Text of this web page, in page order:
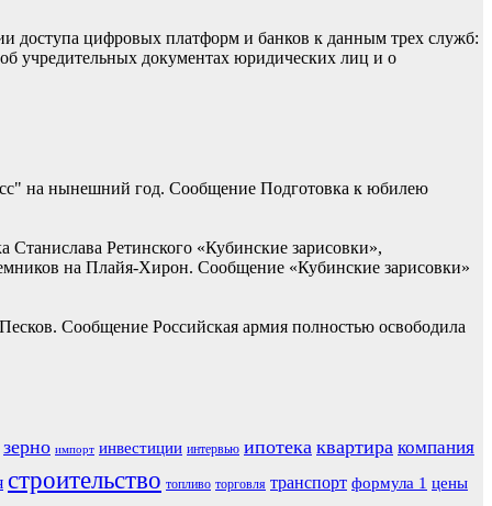
доступа цифровых платформ и банков к данным трех служб:
учредительных документах юридических лиц и о
на нынешний год. Сообщение Подготовка к юбилею
Ретинского «Кубинские зарисовки»,
на Плайя-Хирон. Сообщение «Кубинские зарисовки»
Сообщение Российская армия полностью освободила
зерно импорт инвестиции интервью ипотека квартира компания
строительство топливо торговля транспорт формула 1 цены